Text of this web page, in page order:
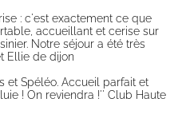
: c'est exactement ce que
accueillant et cerise sur
Notre séjour a été très
Ellie de dijon
et Spéléo. Accueil parfait et
! On reviendra !'' Club Haute